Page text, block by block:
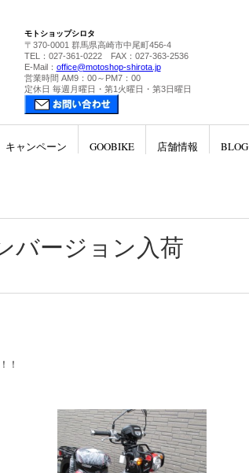
モトショップシロタ
〒370-0001 群馬県高崎市中尾町456-4
TEL：027-361-0222 FAX：027-363-2536
E-Mail： office@motoshop-shirota.jp
営業時間 AM9：00～PM7：00
定休日 毎週月曜日・第1火曜日・第3日曜日
キャンペーン GOOBIKE 店舗情報 BLOG
ージョン入荷
！